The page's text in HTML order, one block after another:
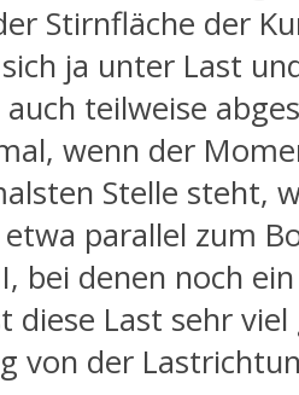
Stirnfläche der
ja unter Last
teilweise
wenn der
Stelle steht,
parallel zum
bei denen noch
diese Last sehr
von der